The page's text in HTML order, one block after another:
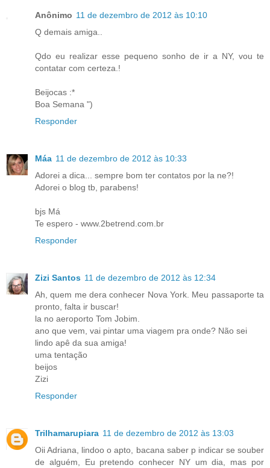
Anônimo 11 de dezembro de 2012 às 10:10
Q demais amiga..
Qdo eu realizar esse pequeno sonho de ir a NY, vou te
contatar com certeza.!
Beijocas :*
Boa Semana ")
Responder
Máa 11 de dezembro de 2012 às 10:33
Adorei a dica... sempre bom ter contatos por la ne?!
Adorei o blog tb, parabens!
bjs Má
Te espero - www.2betrend.com.br
Responder
Zizi Santos 11 de dezembro de 2012 às 12:34
Ah, quem me dera conhecer Nova York. Meu passaporte ta
pronto, falta ir buscar!
la no aeroporto Tom Jobim.
ano que vem, vai pintar uma viagem pra onde? Não sei
lindo apê da sua amiga!
uma tentação
beijos
Zizi
Responder
Trilhamarupiara 11 de dezembro de 2012 às 13:03
Oii Adriana, lindoo o apto, bacana saber p indicar se souber
de alguém, Eu pretendo conhecer NY um dia, mas por